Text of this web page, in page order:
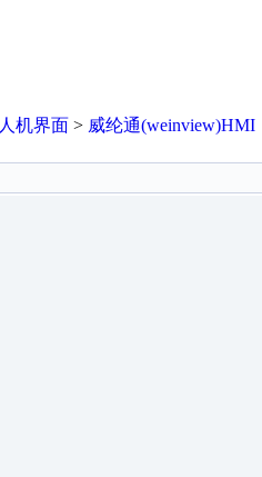
人机界面 > 威纶通(weinview)HMI